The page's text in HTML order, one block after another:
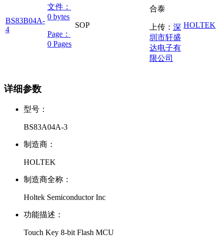
BS83B04A-
4
文件：
0 bytes
Page：
0 Pages
SOP
合泰
上传： 深
圳市轩盛
达电子有
限公司
HOLTEK
详细参数
型号：
BS83A04A-3
制造商：
HOLTEK
制造商全称：
Holtek Semiconductor Inc
功能描述：
Touch Key 8-bit Flash MCU